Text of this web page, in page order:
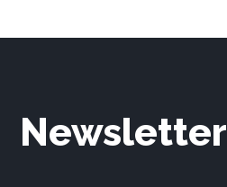
product
Newsletter